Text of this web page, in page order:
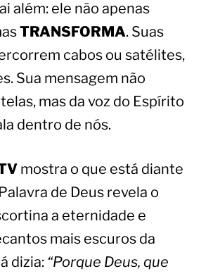
além: ele não apenas
TRANSFORMA. Suas
cabos ou satélites,
Sua mensagem não
mas da voz do Espírito
dentro de nós.
mostra o que está diante
de Deus revela o
a eternidade e
mais escuros da
dizia: “Porque Deus, que